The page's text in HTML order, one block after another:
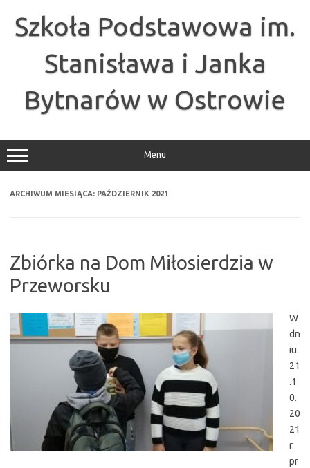
treściSzkoła Podstawowa im.
Stanisława i Janka
Bytnarów w Ostrowie
Menu
ARCHIWUM MIESIĄCA: PAŹDZIERNIK 2021
Zbiórka na Dom Miłosierdzia w
Przeworsku
W
dn
iu
21
.1
0.
20
21
r.
pr